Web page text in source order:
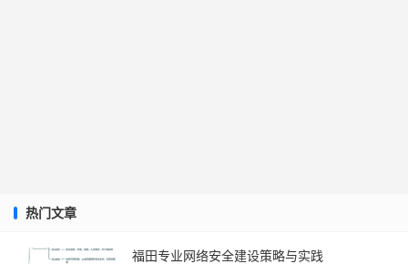
热门文章
福田专业网络安全建设策略与实践